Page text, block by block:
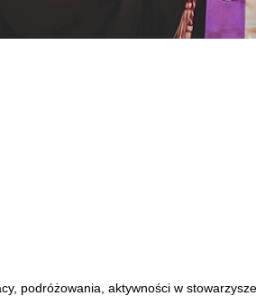
podróżowania, aktywności w